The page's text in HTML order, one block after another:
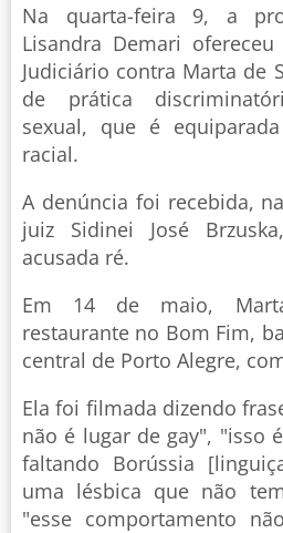
Na quarta-feira 9, a
Lisandra Demari
Judiciário contra Marta de
de prática
sexual, que é
racial.
A denúncia foi recebida,
juiz Sidinei José
acusada ré.
Em 14 de maio,
restaurante no Bom Fim,
central de Porto Alegre,
Ela foi filmada dizendo
não é lugar de gay", "isso
faltando Borússia
uma lésbica que não
"esse comportamento